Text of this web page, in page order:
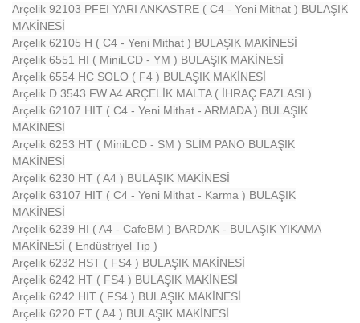
Arçelik 92103 PFEI YARI ANKASTRE ( C4 - Yeni Mithat ) BULAŞIK
MAKİNESİ
Arçelik 62105 H ( C4 - Yeni Mithat ) BULAŞIK MAKİNESİ
Arçelik 6551 HI ( MiniLCD - YM ) BULAŞIK MAKİNESİ
Arçelik 6554 HC SOLO ( F4 ) BULAŞIK MAKİNESİ
Arçelik D 3543 FW A4 ARÇELİK MALTA ( İHRAÇ FAZLASI )
Arçelik 62107 HIT ( C4 - Yeni Mithat - ARMADA ) BULAŞIK
MAKİNESİ
Arçelik 6253 HT ( MiniLCD - SM ) SLİM PANO BULAŞIK
MAKİNESİ
Arçelik 6230 HT ( A4 ) BULAŞIK MAKİNESİ
Arçelik 63107 HIT ( C4 - Yeni Mithat - Karma ) BULAŞIK
MAKİNESİ
Arçelik 6239 HI ( A4 - CafeBM ) BARDAK - BULAŞIK YIKAMA
MAKİNESİ ( Endüstriyel Tip )
Arçelik 6232 HST ( FS4 ) BULAŞIK MAKİNESİ
Arçelik 6242 HT ( FS4 ) BULAŞIK MAKİNESİ
Arçelik 6242 HIT ( FS4 ) BULAŞIK MAKİNESİ
Arçelik 6220 FT ( A4 ) BULAŞIK MAKİNESİ